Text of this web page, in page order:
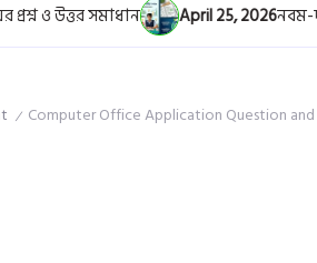
সমাধান April 25, 2026নবম-দশম ও
/ Computer Office Application Question and